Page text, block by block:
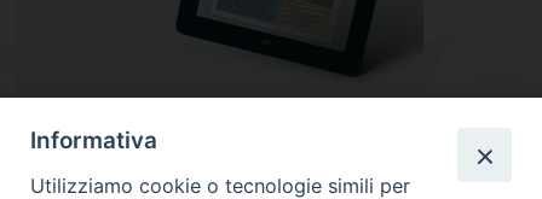
Informativa
Utilizziamo cookie o tecnologie simili per